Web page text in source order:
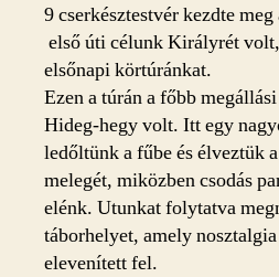
9 cserkésztestvér kezdte
első úti célunk Királyrét
elsőnapi körtúránkat.
Ezen a túrán a főbb
Hideg-hegy volt. Itt egy
ledőltünk a fűbe és élveztük
melegét, miközben csodás
elénk. Utunkat folytatva
táborhelyet, amely
elevenített fel.